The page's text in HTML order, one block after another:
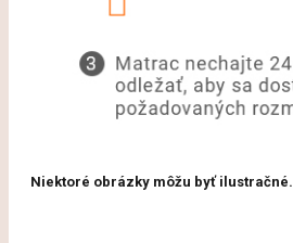
Niektoré obrázky môžu byť ilustračné.